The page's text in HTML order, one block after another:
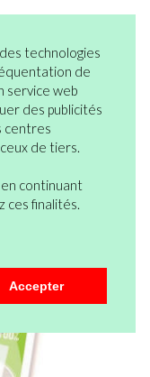
technologies
de
service web
des publicités
centres
de tiers.
en continuant
ces finalités.
Accepter